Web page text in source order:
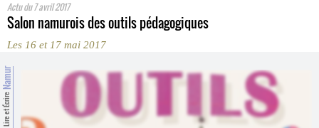
Regards croisés
Ressources pédagogiques
Actu du7 avril 2017
Salon namurois des outils pédagogiques
Les 16 et 17 mai 2017
Lire et Écrire
Namur